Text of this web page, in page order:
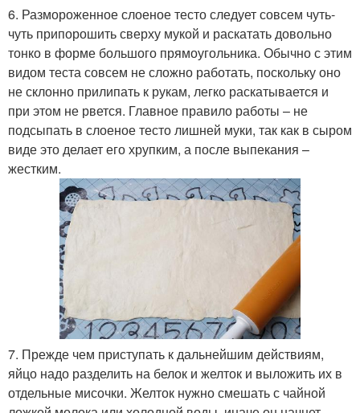
6. Размороженное слоеное тесто следует совсем чуть-
чуть припорошить сверху мукой и раскатать довольно
тонко в форме большого прямоугольника. Обычно с этим
видом теста совсем не сложно работать, поскольку оно
не склонно прилипать к рукам, легко раскатывается и
при этом не рвется. Главное правило работы – не
подсыпать в слоеное тесто лишней муки, так как в сыром
виде это делает его хрупким, а после выпекания –
жестким.
7. Прежде чем приступать к дальнейшим действиям,
яйцо надо разделить на белок и желток и выложить их в
отдельные мисочки. Желток нужно смешать с чайной